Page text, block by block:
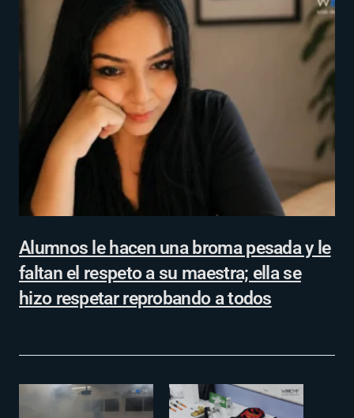
Alumnos le hacen una broma pesada y le
faltan el respeto a su maestra; ella se
hizo respetar reprobando a todos